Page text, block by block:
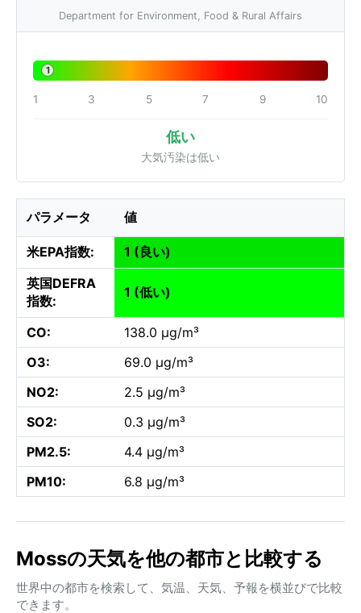
Department for Environment, Food & Rural Affairs
1
1 3 5 7 9 10
低い
大気汚染は低い
パラメータ 値
米EPA指数:
1 (良い)
英国DEFRA
指数:
1 (低い)
CO:
138.0 µg/m³
O3:
69.0 µg/m³
NO2:
2.5 µg/m³
SO2:
0.3 µg/m³
PM2.5:
4.4 µg/m³
PM10:
6.8 µg/m³
Mossの天気を他の都市と比較する
世界中の都市を検索して、気温、天気、予報を横並びで比較
できます。